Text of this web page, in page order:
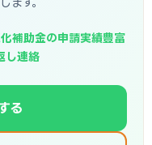
補助金の申請実績豊富
し連絡
る